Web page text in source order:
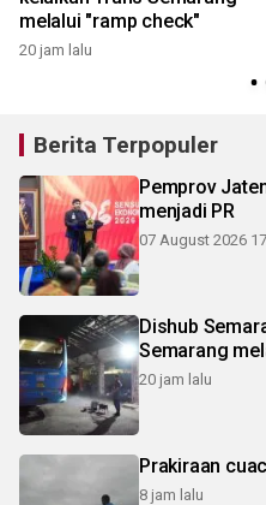
melalui "ramp check"
20 jam lalu
Berita Terpopuler
Pemprov
menjadi PR
07 August 2026
Dishub
Semarang
20 jam lalu
Prakiraan
8 jam lalu